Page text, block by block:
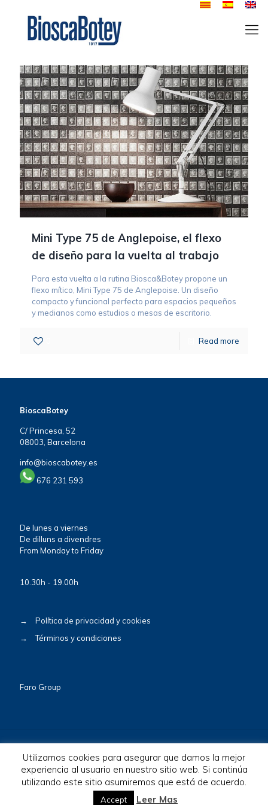
Mini Type 75 de Anglepoise, el flexo
de diseño para la vuelta al trabajo
Para esta vuelta a la rutina Biosca&Botey propone un
flexo mítico, Mini Type 75 de Anglepoise. Un diseño
compacto y funcional perfecto para espacios pequeños
y medianos como estudios o mesas de escritorio.
Read more
BioscaBotey
C/ Princesa, 52
08003, Barcelona
info@bioscabotey.es
676 231 593
De lunes a viernes
De dilluns a divendres
From Monday to Friday
10.30h - 19.00h
→
Política de privacidad y cookies
→
Términos y condiciones
Faro Group
© 2026 BioscaBotey. All Rights Reserved.
Utilizamos cookies para asegurar que damos la mejor
experiencia al usuario en nuestro sitio web. Si continúa
utilizando este sitio asumiremos que está de acuerdo.
Accept Leer Mas